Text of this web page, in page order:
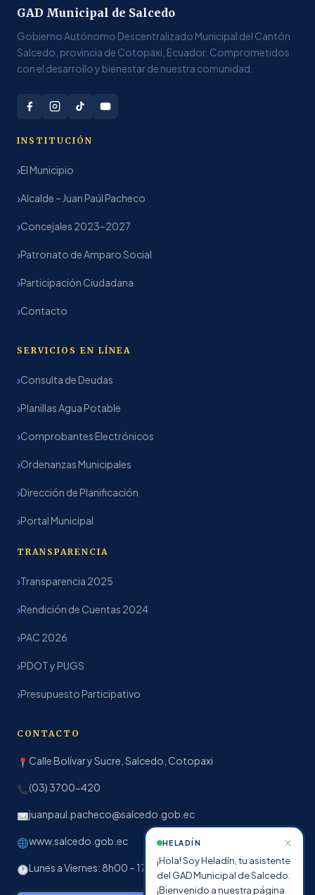
GAD Municipal de Salcedo
Gobierno Autónomo Descentralizado Municipal del Cantón
Salcedo, provincia de Cotopaxi, Ecuador. Comprometidos
con el desarrollo y bienestar de nuestra comunidad.
INSTITUCIÓN
El Municipio
Alcalde – Juan Paúl Pacheco
Concejales 2023–2027
Patronato de Amparo Social
Participación Ciudadana
Contacto
SERVICIOS EN LÍNEA
Consulta de Deudas
Planillas Agua Potable
Comprobantes Electrónicos
Ordenanzas Municipales
Dirección de Planificación
Portal Municipal
TRANSPARENCIA
Transparencia 2025
Rendición de Cuentas 2024
PAC 2026
PDOT y PUGS
Presupuesto Participativo
CONTACTO
Calle Bolívar y Sucre, Salcedo, Cotopaxi
(03) 3700-420
juanpaul.pacheco@salcedo.gob.ec
www.salcedo.gob.ec
Lunes a Viernes: 8h00 – 17h00
HELADÍN ✕
¡Hola! Soy Heladín, tu asistente
del GAD Municipal de Salcedo.
¡Bienvenido a nuestra página